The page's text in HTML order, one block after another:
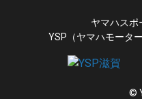
ヤマハスポ
YSP（ヤマハモータ
©